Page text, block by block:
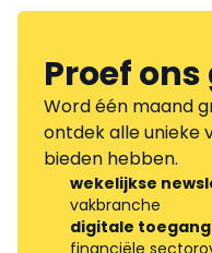
Proef ons
Word één maand
ontdek alle unieke
bieden hebben.
wekelijkse
vakbranche
digitale toegang
financiële